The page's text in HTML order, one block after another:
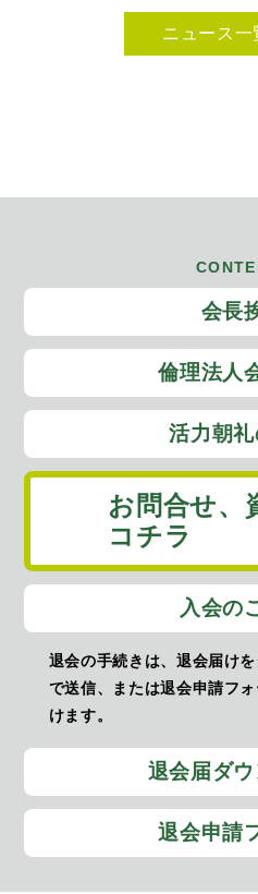
ニュース一
会長
倫理法人
活力朝
お問合せ、
コチラ
入会の
退会の手続きは、退会届け
で送信、または退会申請フ
けます。
退会届ダ
退会申請